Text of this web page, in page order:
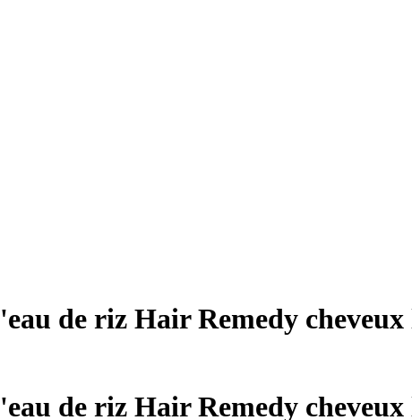
de riz Hair Remedy cheveux
de riz Hair Remedy cheveux